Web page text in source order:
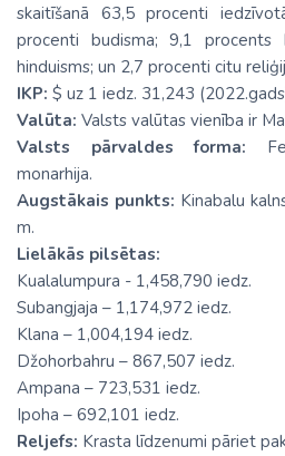
skaitīšanā 63,5 procenti
procenti budisma; 9,1 procents
hinduisms; un 2,7 procenti citu
IKP: $ uz 1 iedz. 31,243
Valūta: Valsts valūtas vienība ir
Valsts pārvaldes forma:
monarhija.
Augstākais punkts: Kinabalu
m.
Lielākās pilsētas:
Kualalumpura - 1,458,790 iedz.
Subangjaja – 1,174,972 iedz.
Klana – 1,004,194 iedz.
Džohorbahru – 867,507 iedz.
Ampana – 723,531 iedz.
Ipoha – 692,101 iedz.
Reljefs: Krasta līdzenumi pāriet